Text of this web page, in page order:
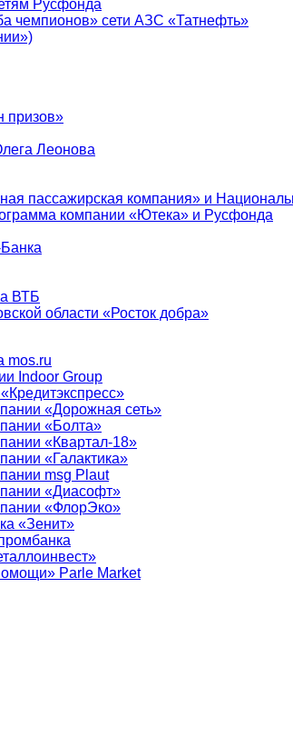
Русфонда
чемпионов» сети АЗС «Татнефть»
призов»
Леонова
пассажирская компания» и
компании «Ютека» и Русфонда
ВТБ
области «Росток добра»
mos.ru
Indoor Group
«Дорожная сеть»
«Болта»
«Квартал-18»
«Галактика»
msg Plaut
«Диасофт»
«ФлорЭко»
«Зенит»
Parle Market